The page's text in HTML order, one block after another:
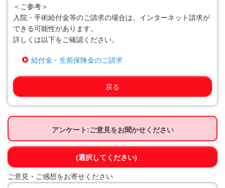
＜ご参考＞
入院・手術給付金等のご請求の場合は、インターネット請求が
できる可能性があります。
詳しくは以下をご確認ください。
給付金・生前保険金のご請求
戻る
アンケート:ご意見をお聞かせください
(選択してください)
ご意見・ご感想をお寄せください